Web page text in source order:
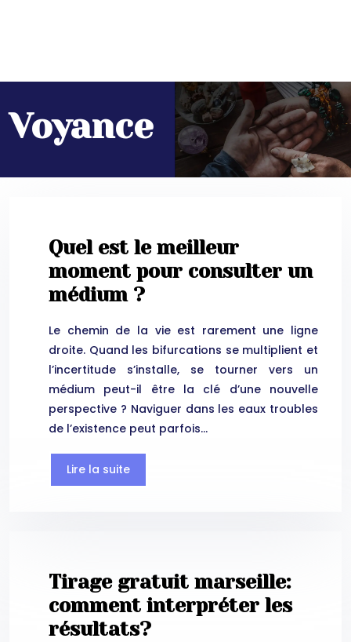
Voyance
Quel est le meilleur
moment pour consulter un
médium ?
Le chemin de la vie est rarement une ligne
droite. Quand les bifurcations se multiplient et
l’incertitude s’installe, se tourner vers un
médium peut-il être la clé d’une nouvelle
perspective ? Naviguer dans les eaux troubles
de l’existence peut parfois…
Lire la suite
Tirage gratuit marseille:
comment interpréter les
résultats?